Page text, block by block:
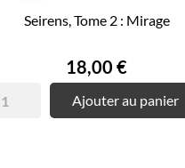
Seirens, Tome 2 : Mirage
Prix
18,00 €
Ajouter au panier